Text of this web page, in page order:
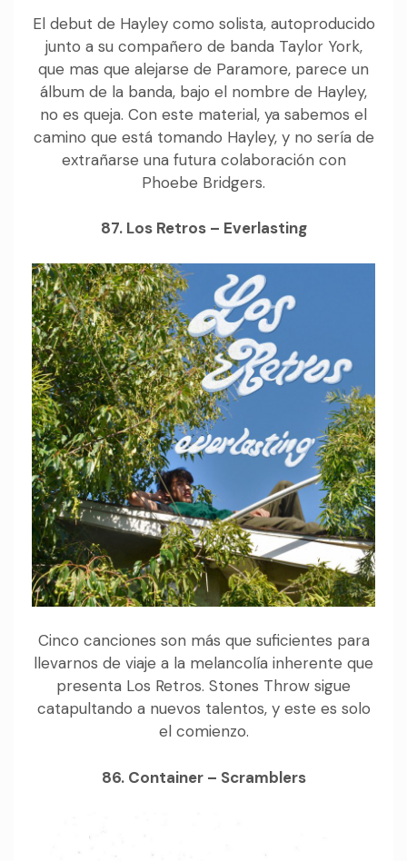
El debut de Hayley como solista, autoproducido
junto a su compañero de banda Taylor York,
que mas que alejarse de Paramore, parece un
álbum de la banda, bajo el nombre de Hayley,
no es queja. Con este material, ya sabemos el
camino que está tomando Hayley, y no sería de
extrañarse una futura colaboración con
Phoebe Bridgers.
87. Los Retros – Everlasting
Cinco canciones son más que suficientes para
llevarnos de viaje a la melancolía inherente que
presenta Los Retros. Stones Throw sigue
catapultando a nuevos talentos, y este es solo
el comienzo.
86. Container – Scramblers